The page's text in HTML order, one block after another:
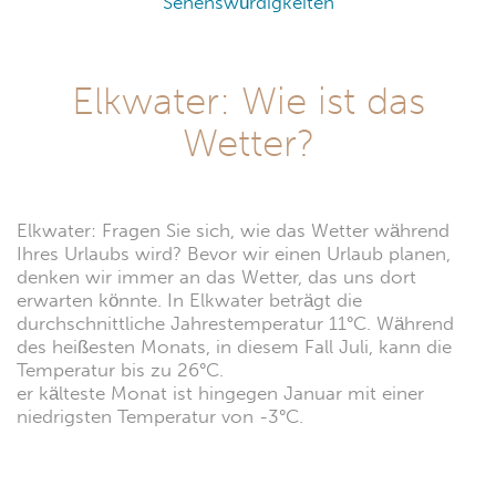
Elkwater: Wie ist das
Wetter?
Elkwater: Fragen Sie sich, wie das Wetter während
Ihres Urlaubs wird? Bevor wir einen Urlaub planen,
denken wir immer an das Wetter, das uns dort
erwarten könnte. In Elkwater beträgt die
durchschnittliche Jahrestemperatur 11°C. Während
des heißesten Monats, in diesem Fall Juli, kann die
Temperatur bis zu 26°C.
er kälteste Monat ist hingegen Januar mit einer
niedrigsten Temperatur von -3°C.